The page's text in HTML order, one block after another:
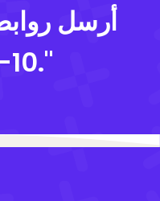
أرسل
10-15 دقيقة."